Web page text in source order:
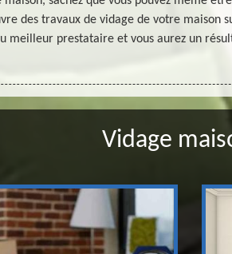
des travaux de vidage de votre maison
meilleur prestataire et vous aurez un
Vidage